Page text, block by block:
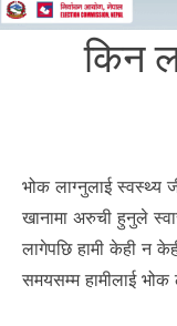
किन
भोक लाग्नुलाई स्वस्थ्य
खानामा अरुची हुनुले
लागेपछि हामी केही न
समयसम्म हामीलाई भोक